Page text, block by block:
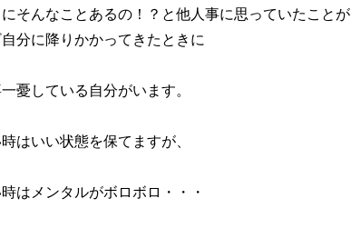
そんなことあるの！？と他人事に思っていたことが
分に降りかかってきたときに
憂している自分がいます。
はいい状態を保てますが、
はメンタルがボロボロ・・・